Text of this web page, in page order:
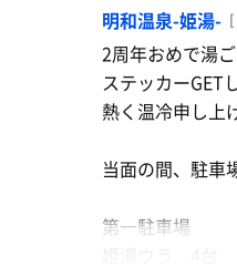
明和温泉-姫湯- [
2周年おめで湯
ステッカーGET
熱く温冷申し上
当面の間、駐車
第一駐車場